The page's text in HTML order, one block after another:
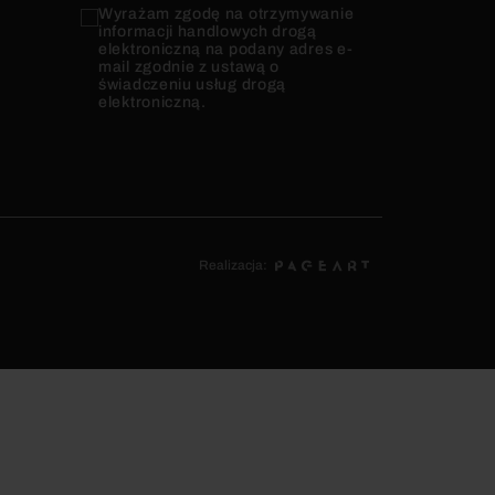
Wyrażam zgodę na otrzymywanie
informacji handlowych drogą
elektroniczną na podany adres e-
mail zgodnie z ustawą o
świadczeniu usług drogą
elektroniczną.
Realizacja: